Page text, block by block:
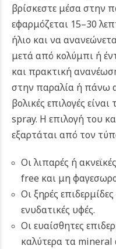
βρίσκεστε μέσα στην
εφαρμόζεται 15–30
ήλιο και να
μετά από κολύμπι ή
και πρακτική
στην παραλία ή πάνω
βολικές επιλογές
spray. Η επιλογή του
εξαρτάται από τον
Οι λιπαρές ή
free και μη
Οι ξηρές
ενυδατικές υφές.
Οι ευαίσθητες
καλύτερα τα mineral